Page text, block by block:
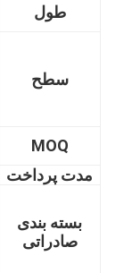
محصولات
طول
سطح
MOQ
مدت پرداخت
بسته بندی
صادراتی